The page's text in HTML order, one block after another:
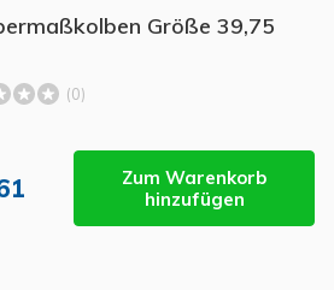
Größe 39,75
(0)
Zum Warenkorb
hinzufügen